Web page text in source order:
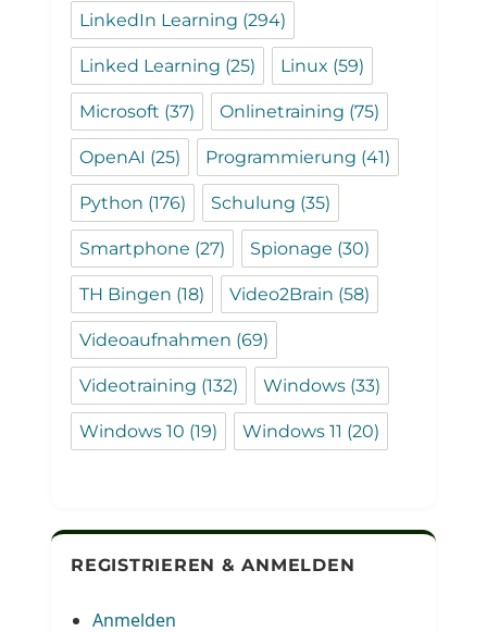
LinkedIn Learning (294)
Linked Learning (25) Linux (59)
Microsoft (37) Onlinetraining (75)
OpenAI (25) Programmierung (41)
Python (176) Schulung (35)
Smartphone (27) Spionage (30)
TH Bingen (18) Video2Brain (58)
Videoaufnahmen (69)
Videotraining (132) Windows (33)
Windows 10 (19) Windows 11 (20)
REGISTRIEREN & ANMELDEN
Anmelden